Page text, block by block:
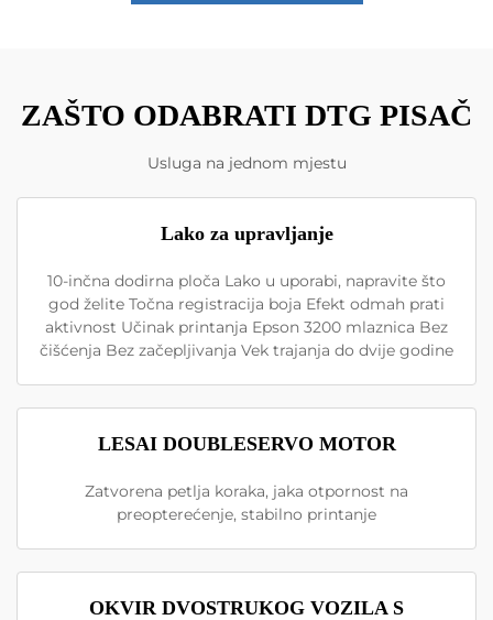
ZAŠTO ODABRATI DTG PISAČ
Usluga na jednom mjestu
Lako za upravljanje
10-inčna dodirna ploča Lako u uporabi, napravite što
god želite Točna registracija boja Efekt odmah prati
aktivnost Učinak printanja Epson 3200 mlaznica Bez
čišćenja Bez začepljivanja Vek trajanja do dvije godine
LESAI DOUBLESERVO MOTOR
Zatvorena petlja koraka, jaka otpornost na
preopterećenje, stabilno printanje
OKVIR DVOSTRUKOG VOZILA S